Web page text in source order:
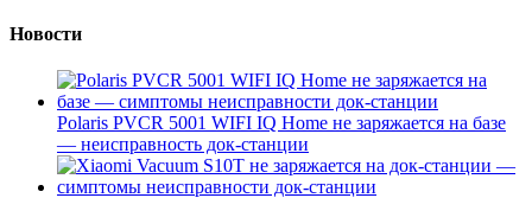
Новости
Polaris PVCR 5001 WIFI IQ Home не заряжается на базе
— неисправность док-станции